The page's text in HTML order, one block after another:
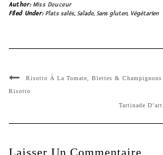
Author: Miss Douceur
Filed Under: Plats salés, Salade, Sans gluten, Végétarien
Risotto À La Tomate, Blettes &
Risotto
Tartinade
Laisser Un Commentaire